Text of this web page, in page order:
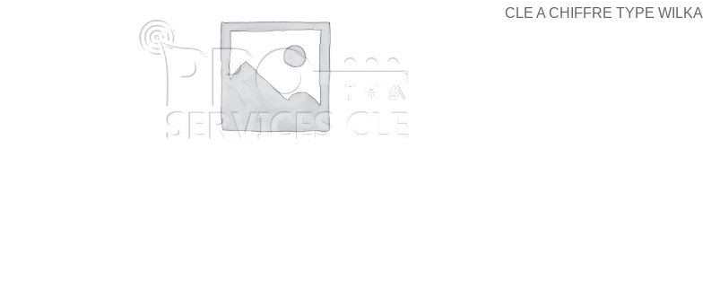
CLE A CHIFFRE TYPE WILKA